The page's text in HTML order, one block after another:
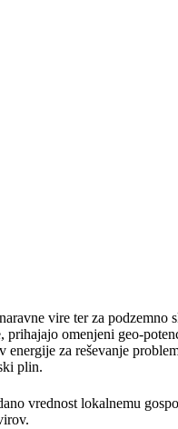
vire ter za podzemno
omenjeni geo-
energije za reševanje
plin.
vrednost lokalnemu